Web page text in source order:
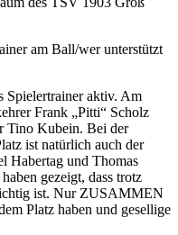
am Ball/wer unterstützt
Spielertrainer aktiv. Am
Frank „Pitti“ Scholz
Tino Kubein. Bei der
ist natürlich auch der
Habertag und Thomas
gezeigt, dass trotz
ist. Nur ZUSAMMEN
Platz haben und gesellige